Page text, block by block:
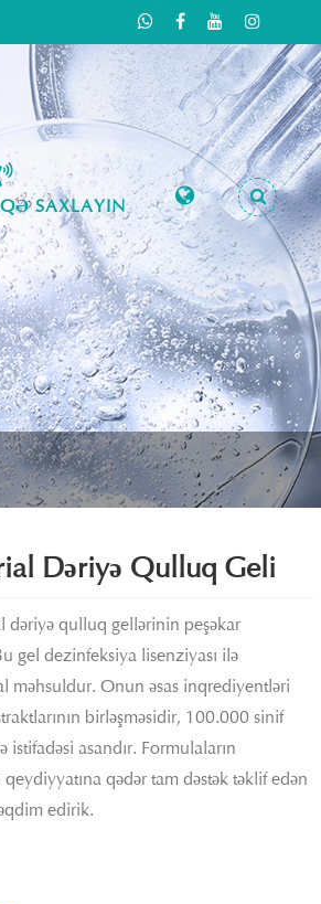
SAXLAYIN
Dəriyə Qulluq Geli
dəriyə qulluq gellərinin peşəkar
gel dezinfeksiya lisenziyası ilə
məhsuldur. Onun əsas inqrediyentləri
birləşməsidir, 100.000 sinif
asandır. Formulaların
qədər tam dəstək təklif edən
edirik.